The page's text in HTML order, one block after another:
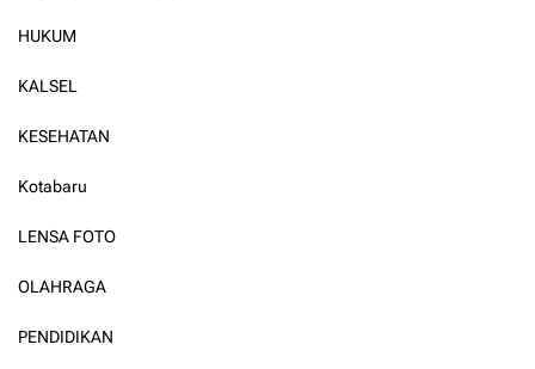
HUKUM
KALSEL
KESEHATAN
Kotabaru
LENSA FOTO
OLAHRAGA
PENDIDIKAN